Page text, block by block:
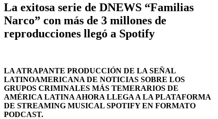
La exitosa serie de DNEWS “Familias
Narco” con más de 3 millones de
reproducciones llegó a Spotify
LA ATRAPANTE PRODUCCIÓN DE LA SEÑAL
LATINOAMERICANA DE NOTICIAS SOBRE LOS
GRUPOS CRIMINALES MÁS TEMERARIOS DE
AMÉRICA LATINA AHORA LLEGA A LA PLATAFORMA
DE STREAMING MUSICAL SPOTIFY EN FORMATO
PODCAST.